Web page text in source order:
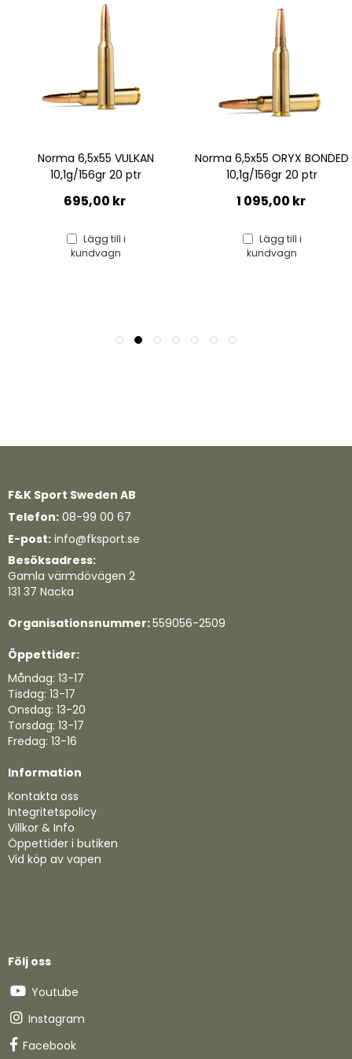
Norma 6,5x55 VULKAN
10,1g/156gr 20 ptr
695,00 kr
Lägg till i
kundvagn
Norma 6,5x55 ORYX BONDED
10,1g/156gr 20 ptr
1 095,00 kr
Lägg till i
kundvagn
F&K Sport Sweden AB
Telefon: 08-99 00 67
E-post: info@fksport.se
Besöksadress:
Gamla värmdövägen 2
131 37 Nacka
Organisationsnummer:559056-2509
Öppettider:
Måndag: 13-17
Tisdag: 13-17
Onsdag: 13-20
Torsdag: 13-17
Fredag: 13-16
Information
Kontakta oss
Integritetspolicy
Villkor & Info
Öppettider i butiken
Vid köp av vapen
Följ oss
Youtube
Instagram
Facebook